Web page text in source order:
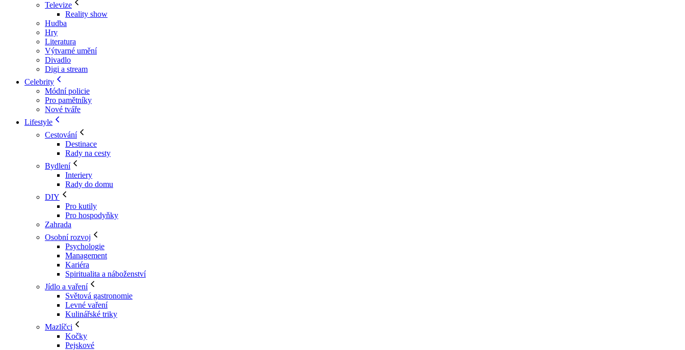
Televize
Reality show
Hudba
Hry
Literatura
Výtvarné umění
Divadlo
Digi a stream
Celebrity
Módní policie
Pro pamětníky
Nové tváře
Lifestyle
Cestování
Destinace
Rady na cesty
Bydlení
Interiery
Rady do domu
DIY
Pro kutily
Pro hospodyňky
Zahrada
Osobní rozvoj
Psychologie
Management
Kariéra
Spiritualita a náboženství
Jídlo a vaření
Světová gastronomie
Levné vaření
Kulinářské triky
Mazlíčci
Kočky
Pejskové